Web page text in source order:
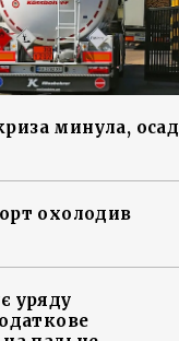
минула, осад
охолодив
уряду